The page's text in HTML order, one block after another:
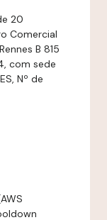
20
Comercial
B 815
com sede
Nº de